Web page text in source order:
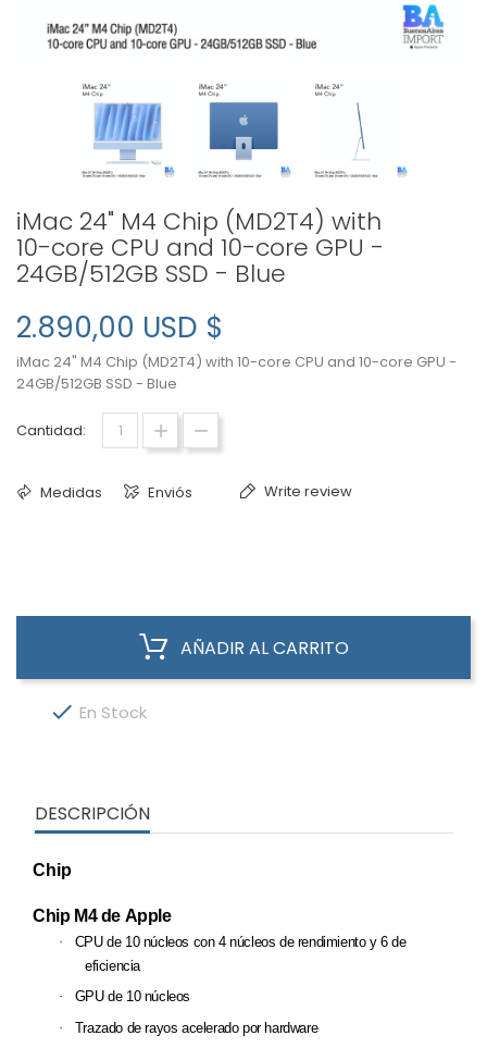
iMac 24" M4 Chip (MD2T4) with
10-core CPU and 10-core GPU -
24GB/512GB SSD - Blue
2.890,00 USD $
iMac 24" M4 Chip (MD2T4) with 10-core CPU and 10-core GPU -
24GB/512GB SSD - Blue
Cantidad:
Medidas Enviós Write review
AÑADIR AL CARRITO
 En Stock
DESCRIPCIÓN
Chip
Chip M4 de Apple
·
CPU de 10 núcleos con 4 núcleos de rendimiento y 6 de
eficiencia
·
GPU de 10 núcleos
·
Trazado de rayos acelerado por hardware